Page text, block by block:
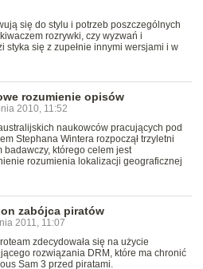
się do stylu i potrzeb poszczególnych
rozrywki, czy wyzwań i
się z zupełnie innymi wersjami i w
rozumienie opisów
2010, 11:52
naukowców pracujących pod
Stephana Wintera rozpoczął trzyletni
badawczy, którego celem jest
rozumienia lokalizacji geograficznej
zabójca piratów
2011, 11:07
zdecydowała się na użycie
rozwiązania DRM, które ma chronić
Sam 3 przed piratami.